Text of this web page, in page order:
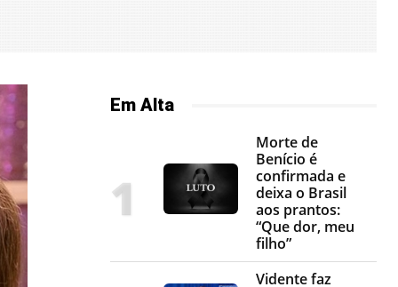
Em Alta
Morte de
Benício é
confirmada e
deixa o Brasil
aos prantos:
“Que dor, meu
filho”
Vidente faz